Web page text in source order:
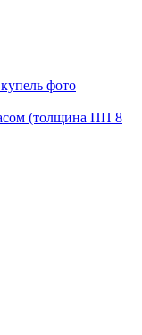
(толщина ПП 8